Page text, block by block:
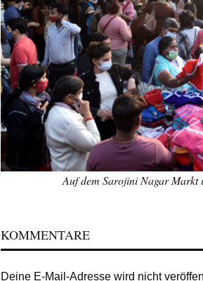
Auf dem Sarojini Nagar Markt
KOMMENTARE
Deine E-Mail-Adresse wird nicht